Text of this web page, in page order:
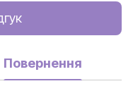
Повернення